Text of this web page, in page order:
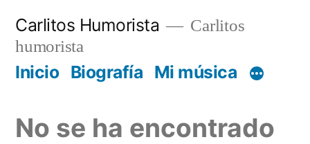
contenido
Carlitos Humorista
Carlitos
humorista
Inicio Biografía Mi música
No se ha encontrado